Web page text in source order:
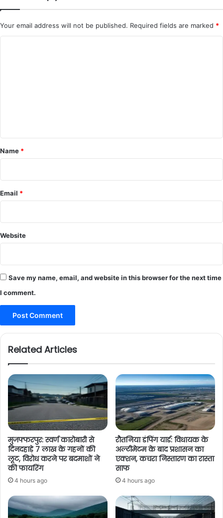
Your email address will not be published. Required fields are marked *
*
Name *
Email *
Website
Save my name, email, and website in this browser for the next time
I comment.
Related Articles
मुजफ्फरपुर: स्वर्ण कारोबारी से
दिनदहाड़े 7 लाख के गहनों की
लूट, विरोध करने पर बदमाशों ने
की फायरिंग
4 hours ago
रौतनिया डंपिंग यार्ड: विधायक के
अल्टीमेटम के बाद प्रशासन का
एक्शन, कचरा निस्तारण का रास्ता
साफ
4 hours ago